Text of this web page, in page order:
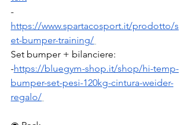
-
https://www.spartacosport.it/prodotto/s
et-bumper-training/
Set bumper + bilanciere:
-https://bluegym-shop.it/shop/hi-temp-
bumper-set-pesi-120kg-cintura-weider-
regalo/